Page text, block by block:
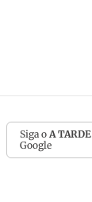
Siga o A TARDE
Google